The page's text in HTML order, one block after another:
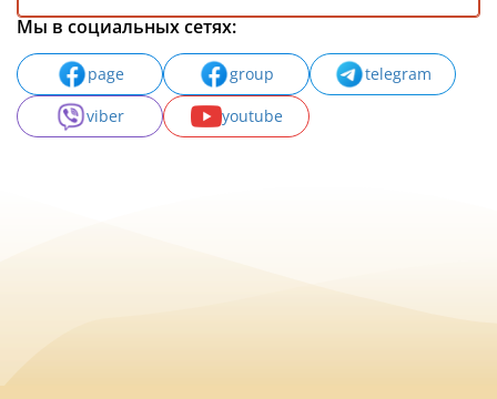
Мы в социальных сетях:
page group
telegram
viber
youtube